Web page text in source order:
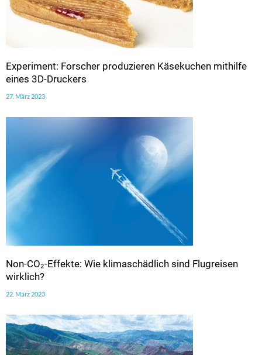
Experiment: Forscher produzieren Käsekuchen mithilfe
eines 3D-Druckers
27. März 2023
Non-CO₂-Effekte: Wie klimaschädlich sind Flugreisen
wirklich?
22. März 2023